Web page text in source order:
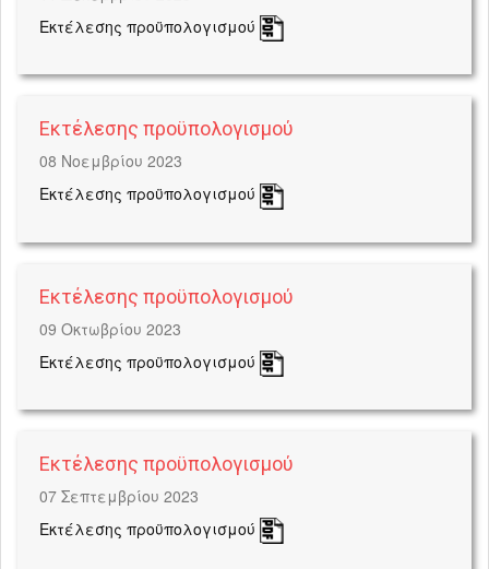
Εκτέλεσης προϋπολογισμού
Εκτέλεσης προϋπολογισμού
08 Νοεμβρίου 2023
Εκτέλεσης προϋπολογισμού
Εκτέλεσης προϋπολογισμού
09 Οκτωβρίου 2023
Εκτέλεσης προϋπολογισμού
Εκτέλεσης προϋπολογισμού
07 Σεπτεμβρίου 2023
Εκτέλεσης προϋπολογισμού